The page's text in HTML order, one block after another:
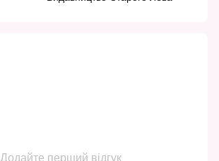
Додайте перший відгук